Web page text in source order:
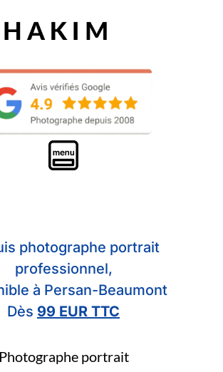
photographe portrait
professionnel,
à Persan-Beaumont
Dès 99 EUR TTC
Photographe portrait